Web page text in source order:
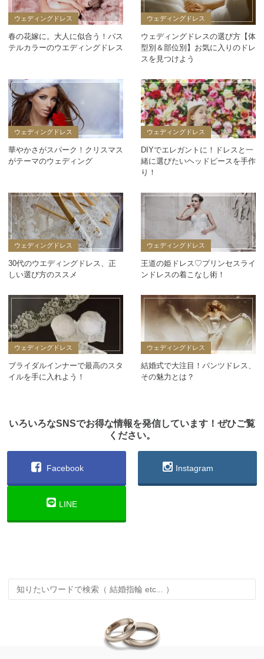
ウェディングドレス
春の花嫁に。大人に似合う！パス
テルカラーのウエディングドレス
ウェディングドレス
ウェディングドレスの選び方【体
型別＆部位別】お気に入りのドレ
スを見つけよう
ウェディングドレス
華やかさがスパーク！クリスマス
がテーマのウェディング
ウェディングドレス
DIYでエレガントに！ドレスと一
緒に選びたいヘッドピースを手作
り！
ウェディングドレス
30代のウエディングドレス、正
しい選び方のススメ
ウェディングドレス
王道の姫ドレス♡プリンセスライ
ンドレスの着こなし術！
ウェディングドレス
ブライダルインナーで最高のスタ
イルを手に入れよう！
ウェディングドレス
結婚式で大注目！パンツドレス、
その魅力とは？
いろいろなSNSでお得な情報を発信しています！ぜひご覧
ください。
Facebook Instagram
LINE